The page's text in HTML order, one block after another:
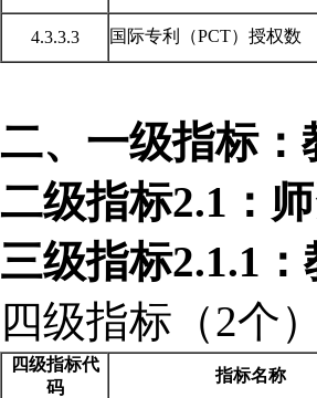
4.3.3.3 国际专利（PCT）授权数
二、一级指标
二级指标2.1：
三级指标2.1.1
四级指标（2个
四级指标代
码
指标名称